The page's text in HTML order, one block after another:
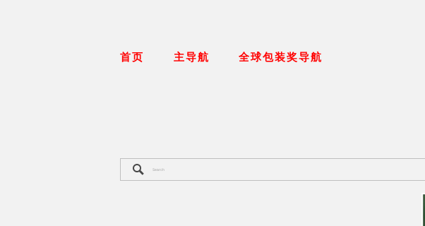
首页 主导航 全球包装奖导航